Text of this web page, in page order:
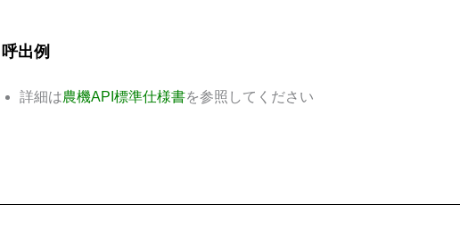
呼出例
詳細は農機API標準仕様書を参照してください